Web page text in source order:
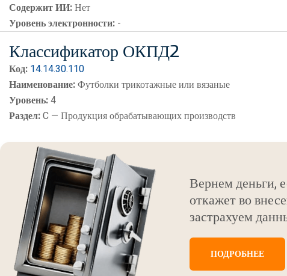
Содержит ИИ:Нет
Уровень электронности: -
Классификатор ОКПД2
Код: 14.14.30.110
Наименование:Футболки трикотажные или вязаные
Уровень:4
Раздел:C — Продукция обрабатывающих производств
Вернем
откажет во
застрахуем
ПОДРОБНЕЕ